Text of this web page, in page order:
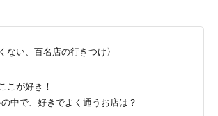
ない、百名店の行きつけ〉
こが好き！
中で、好きでよく通うお店は？